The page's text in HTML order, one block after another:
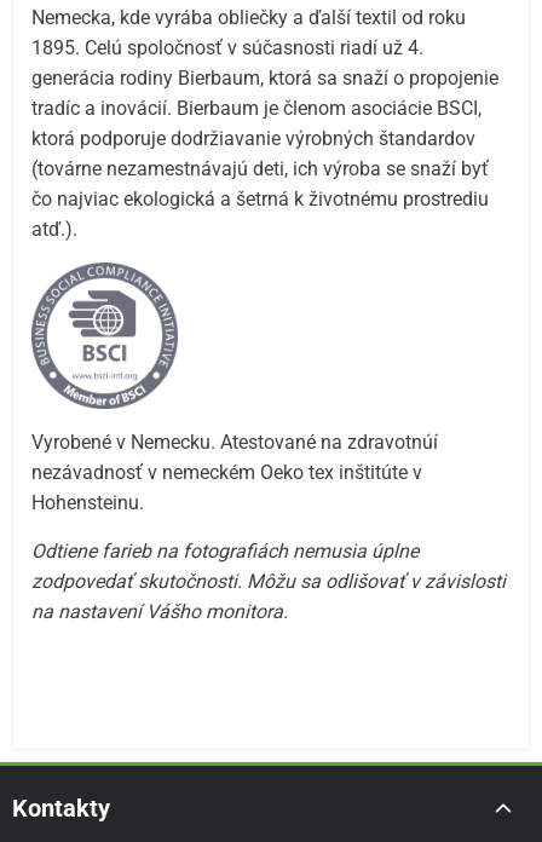
Nemecka, kde vyrába obliečky a ďalší textil od roku
1895. Celú spoločnosť v súčasnosti riadí už 4.
generácia rodiny Bierbaum, ktorá sa snaží o propojenie
tradíc a inovácií. Bierbaum je členom asociácie BSCI,
ktorá podporuje dodržiavanie výrobných štandardov
(továrne nezamestnávajú deti, ich výroba se snaží byť
čo najviac ekologická a šetrná k životnému prostrediu
atď.).
Vyrobené v Nemecku. Atestované na zdravotnúí
nezávadnosť v nemeckém Oeko tex inštitúte v
Hohensteinu.
Odtiene farieb na fotografiách nemusia úplne
zodpovedať skutočnosti. Môžu sa odlišovať v závislosti
na nastavení Vášho monitora.
Kontakty